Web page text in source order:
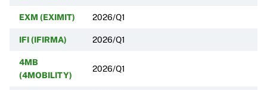
EXM (EXIMIT) 2026/Q1
IFI (IFIRMA) 2026/Q1
4MB
(4MOBILITY)
2026/Q1